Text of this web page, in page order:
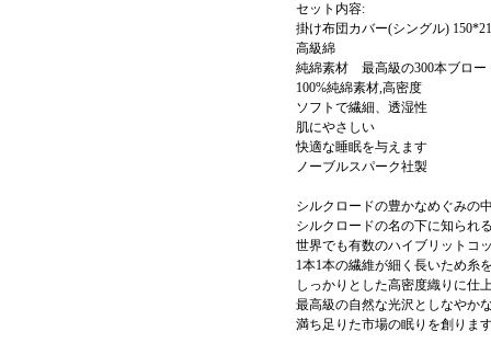
セット内容:
掛け布団カバー(シングル)
高級綿
純綿素材 最高級の300本ブロー
100%純綿素材,高密度
ソフトで繊細、透湿性
肌にやさしい
快適な睡眠を与えます
ノーブルスパーク社製
シルクロードの豊かなめぐみの
シルクロードの名の下に知られ
世界でも有数のハイブリットコ
1本1本の繊維が細く長いため糸
しっかりとした高密度織りに仕
最高級の自然な光沢としなやか
満ち足りた市場の眠りを創りま